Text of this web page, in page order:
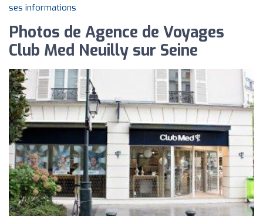
ses informations
Photos de Agence de Voyages
Club Med Neuilly sur Seine